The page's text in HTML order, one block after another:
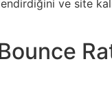
ve site